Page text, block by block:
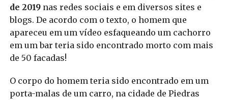
de 2019nas redes sociais e em diversos sites e
blogs. De acordo com o texto, o homem que
apareceu em um vídeo esfaqueando um cachorro
em um bar teria sido encontrado morto com mais
de 50 facadas!
O corpo do homem teria sido encontrado em um
porta-malas de um carro, na cidade de Piedras